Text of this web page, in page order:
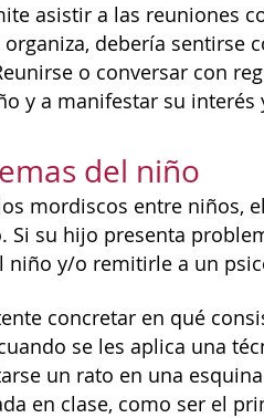
asistir a las reuniones
debería sentirse
o conversar con
y a manifestar su
del niño
mordiscos entre niños,
su hijo presenta
niño y/o remitirle a un
concretar en qué
se les aplica una
un rato en una
en clase, como ser el